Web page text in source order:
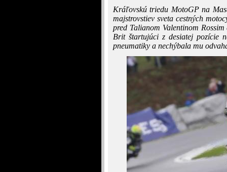
Kráľovskú triedu MotoGP na
majstrovstiev sveta cestných
pred Talianom Valentinom
Brit štartujúci z desiatej pozície
pneumatiky a nechýbala mu